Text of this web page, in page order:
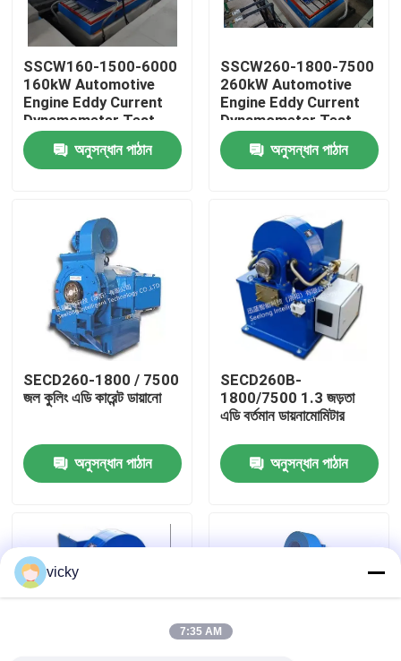
আমাদের সম্বন্ধে
কারখানা ভ্রমণ
খবর
মামলা
টর্ক ডায়নামিটার
SSCW160-1500-6000
160kW Automotive
Engine Eddy Current
Dynamometer Test
Bench
অনুসন্ধান পাঠান
SSCW260-1800-7500
260kW Automotive
Engine Eddy Current
Dynamometer Test
Bench
অনুসন্ধান পাঠান
SECD260-1800 / 7500
জল কুলিং এডি কারেন্ট ডায়ানো
অনুসন্ধান পাঠান
SECD260B-
1800/7500 1.3 জড়তা
এডি বর্তমান ডায়নামোমিটার
অনুসন্ধান পাঠান
vicky
7:35 AM